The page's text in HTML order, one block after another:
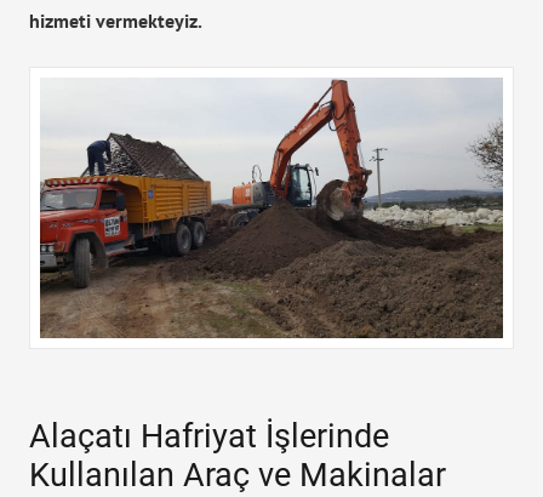
hizmeti vermekteyiz.
Alaçatı Hafriyat İşlerinde
Kullanılan Araç ve Makinalar